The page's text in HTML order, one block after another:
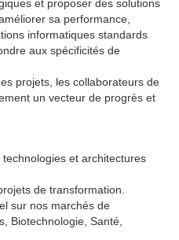
et proposer des solutions
sa performance,
informatiques standards
aux spécificités de
projets, les collaborateurs de
un vecteur de progrès et
et architectures
de transformation.
sur nos marchés de
Biotechnologie, Santé,